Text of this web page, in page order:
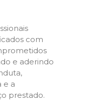
com
e aderindo
e a
prestado.